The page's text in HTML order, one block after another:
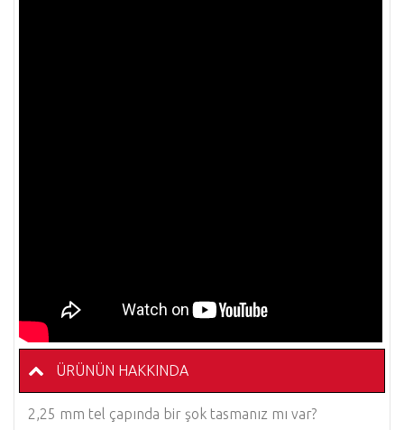
ÜRÜNÜN HAKKINDA
2,25 mm tel çapında bir şok tasmanız mı var?